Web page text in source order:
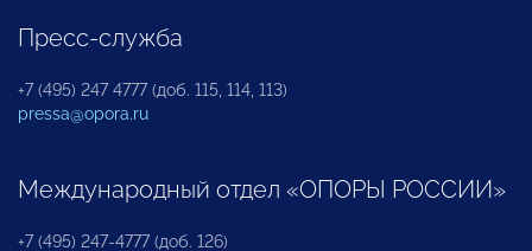
Пресс-служба
+7 (495) 247 4777 (доб. 115, 114, 113)
pressa@opora.ru
Международный отдел «ОПОРЫ РОССИИ»
+7 (495) 247-4777 (доб. 126)